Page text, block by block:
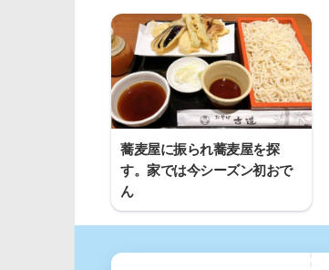
蕎麦屋に振られ蕎麦屋を探
す。家では今シーズン初おで
ん